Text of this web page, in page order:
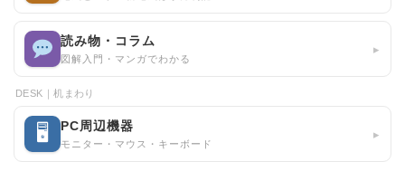
読み物・コラム
図解入門・マンガでわかる
▸
DESK｜机まわり
🖥 PC周辺機器
モニター・マウス・キーボード
▸